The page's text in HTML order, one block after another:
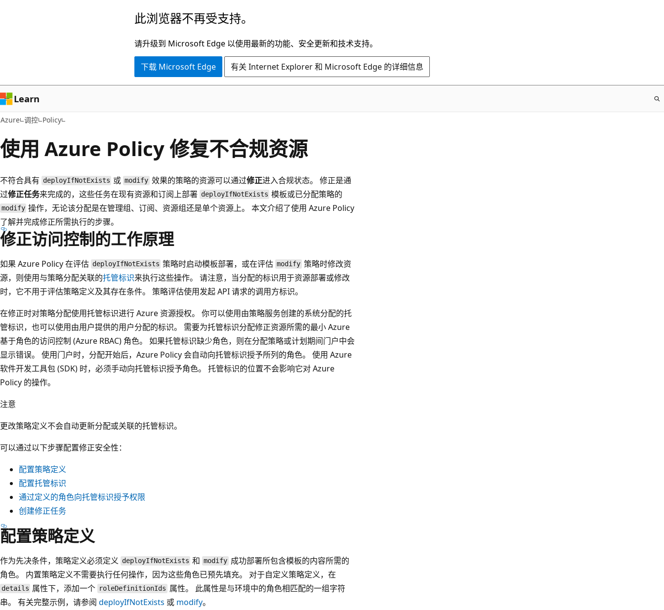
容
此浏览器不再受支持。
请升级到 Microsoft Edge 以使用最新的功能、安全更新和技术支持。
下载 Microsoft Edge 有关 Internet Explorer 和 Microsoft Edge 的详细信息
Learn
Azure 调控 Policy
使用 Azure Policy 修复不合规资源
不符合具有 deployIfNotExists 或 modify 效果的策略的资源可以通过修正进入合规状态。 修正是通
过修正任务来完成的，这些任务在现有资源和订阅上部署 deployIfNotExists 模板或已分配策略的
modify 操作，无论该分配是在管理组、订阅、资源组还是单个资源上。 本文介绍了使用 Azure Policy
了解并完成修正所需执行的步骤。
修正访问控制的工作原理
如果 Azure Policy 在评估 deployIfNotExists 策略时启动模板部署，或在评估 modify 策略时修改资
源，则使用与策略分配关联的托管标识来执行这些操作。 请注意，当分配的标识用于资源部署或修改
时，它不用于评估策略定义及其存在条件。 策略评估使用发起 API 请求的调用方标识。
在修正时对策略分配使用托管标识进行 Azure 资源授权。 你可以使用由策略服务创建的系统分配的托
管标识，也可以使用由用户提供的用户分配的标识。 需要为托管标识分配修正资源所需的最小 Azure
基于角色的访问控制 (Azure RBAC) 角色。 如果托管标识缺少角色，则在分配策略或计划期间门户中会
显示错误。 使用门户时，分配开始后，Azure Policy 会自动向托管标识授予所列的角色。 使用 Azure
软件开发工具包 (SDK) 时，必须手动向托管标识授予角色。 托管标识的位置不会影响它对 Azure
Policy 的操作。
注意
更改策略定义不会自动更新分配或关联的托管标识。
可以通过以下步骤配置修正安全性：
配置策略定义
配置托管标识
通过定义的角色向托管标识授予权限
创建修正任务
配置策略定义
作为先决条件，策略定义必须定义 deployIfNotExists 和 modify 成功部署所包含模板的内容所需的
角色。 内置策略定义不需要执行任何操作，因为这些角色已预先填充。 对于自定义策略定义，在
details 属性下，添加一个 roleDefinitionIds 属性。 此属性是与环境中的角色相匹配的一组字符
串。 有关完整示例，请参阅 deployIfNotExists 或 modify。